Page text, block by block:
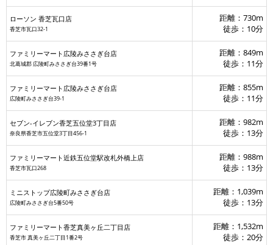
セブン-イレブン大
ローソン 香芝瓦口店
香芝市瓦口32-1
距離：730m
徒歩：10分
ファミリーマート広陵みささぎ台店
北葛城郡 広陵町みささぎ台39番1号
距離：849m
徒歩：11分
ファミリーマート広陵みささぎ台店
広陵町みささぎ台39-1
距離：855m
徒歩：11分
セブン-イレブン香芝五位堂3丁目店
奈良県香芝市五位堂3丁目456-1
距離：982m
徒歩：13分
ファミリーマート近鉄五位堂駅改札外橋上店
香芝市瓦口268
距離：988m
徒歩：13分
ミニストップ広陵町みささぎ台店
広陵町みささぎ台5番50号
距離：1,039m
徒歩：13分
ファミリーマート香芝真美ヶ丘二丁目店
香芝市 真美ヶ丘二丁目1番2号
距離：1,532m
徒歩：20分